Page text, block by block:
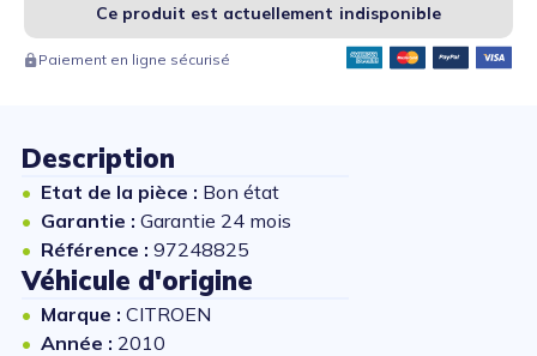
Ce produit est actuellement indisponible
Paiement en ligne sécurisé
Description
Etat de la pièce : Bon état
Garantie : Garantie 24 mois
Référence : 97248825
Véhicule d'origine
Marque : CITROEN
Année : 2010